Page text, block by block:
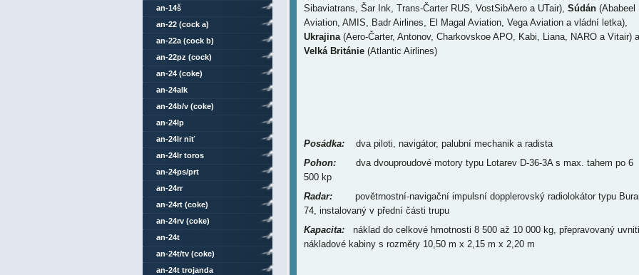
Sibaviatrans, Šar Ink, Trans-Čarter RUS, VostSibAero a UTair), Súdán (Ababeel
Aviation, AMIS, Badr Airlines, El Magal Aviation, Vega Aviation a vládní letka),
Ukrajina(Aero-Čarter, Antonov, Charkovskoe APO, Kabi, Liana, NARO a Vitair) a
Velká Británie(Atlantic Airlines)
Posádka:dva piloti, navigátor, palubní mechanik a radista
Pohon:dva dvouproudové motory typu Lotarev D-36-3A s max. tahem po 6
500 kp
Radar:povětrnostní-navigační impulsní dopplerovský radiolokátor typu
74, instalovaný v přední části trupu
Kapacita:náklad do celkové hmotnosti 8 500 až 10 000 kg, přepravovaný
nákladové kabiny s rozměry 10,50 m x 2,15 m x 2,20 m
an-14š
an-22 (cock a)
an-22a (cock b)
an-22pz (cock)
an-24 (coke)
an-24alk
an-24b/v (coke)
an-24lp
an-24lr niť
an-24lr toros
an-24ps/prt
an-24rr
an-24rt (coke)
an-24rv (coke)
an-24t
an-24t/tv (coke)
an-24t trojanda